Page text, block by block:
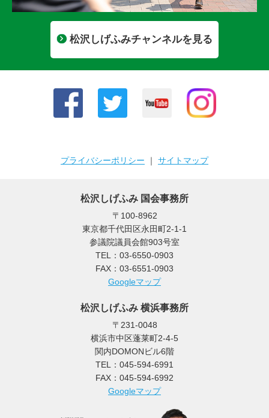
松沢しげふみチャンネルを見る
プライバシーポリシー ｜ サイトマップ
松沢しげふみ 国会事務所
〒100-8962
東京都千代田区永田町2-1-1
参議院議員会館903号室
TEL：03-6550-0903
FAX：03-6551-0903
Googleマップ
松沢しげふみ 横浜事務所
〒231-0048
横浜市中区蓬莱町2-4-5
関内DOMONビル6階
TEL：045-594-6991
FAX：045-594-6992
Googleマップ